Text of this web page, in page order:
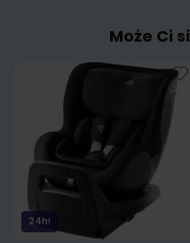
Może Ci
24h!